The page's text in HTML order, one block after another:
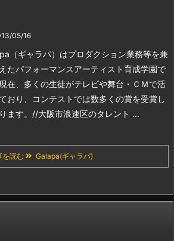
05/16
（ギャラパ）はプロダクション業務等を兼
たパフォーマンスアーティスト育成学園で
在、多くの生徒がテレビや舞台・ＣＭで活
おり、コンテストでは数多くの賞を受賞し
ます。 //大阪市浪速区のタレント ...
を読む Galapa(ギャラパ)